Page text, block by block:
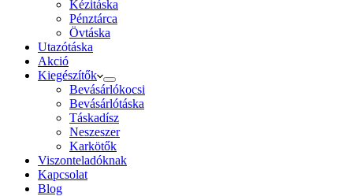
Kézitáska
Pénztárca
Övtáska
Utazótáska
Akció
Kiegészítők
Bevásárlókocsi
Bevásárlótáska
Táskadísz
Neszeszer
Karkötők
Viszonteladóknak
Kapcsolat
Blog